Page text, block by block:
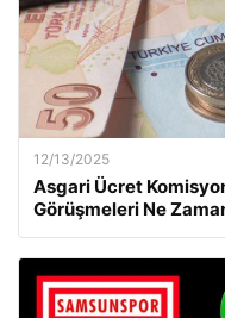
12/13/2025
Asgari Ücret
Görüşmeleri Ne